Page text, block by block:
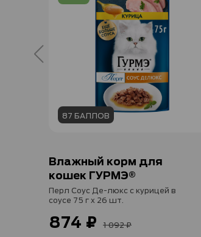
87 БАЛЛОВ
Влажный корм для
кошек ГУРМЭ®
Перл Соус Де-люкс с курицей в
соусе 75 г x 26 шт.
874 ₽ 1 092 ₽